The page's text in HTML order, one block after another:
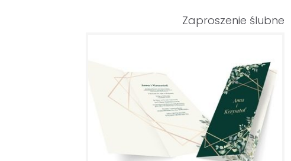
Zaproszenie ślubne